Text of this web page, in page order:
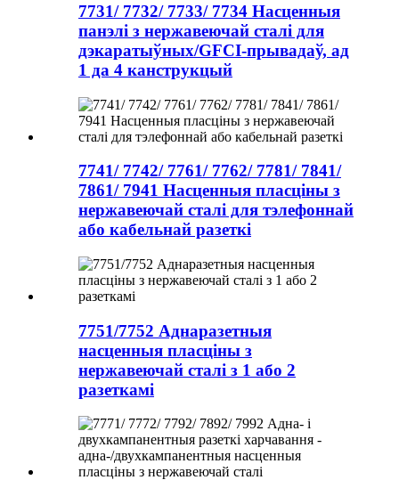
7731/ 7732/ 7733/ 7734 Насценныя
панэлі з нержавеючай сталі для
дэкаратыўных/GFCI-прывадаў, ад
1 да 4 канструкцый
7741/ 7742/ 7761/ 7762/ 7781/ 7841/
7861/ 7941 Насценныя пласціны з
нержавеючай сталі для тэлефоннай
або кабельнай разеткі
7751/7752 Аднаразетныя
насценныя пласціны з
нержавеючай сталі з 1 або 2
разеткамі